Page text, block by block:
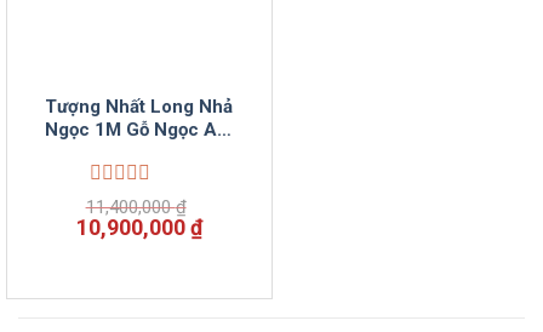
Tượng Nhất Long Nhả
Ngọc 1M Gỗ Ngọc Am
Được
xếp
hạng
sao
11,400,000₫
Giá
gốc
11,400,000 ₫.
10,900,000₫Giá
hiện
là: